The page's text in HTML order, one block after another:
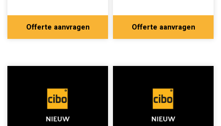
Offerte aanvragen Offerte aanvragen